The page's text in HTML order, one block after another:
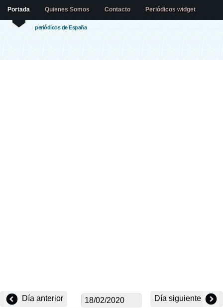
periódicos de España
Portada Quienes Somos Contacto Periódicos widget
Día anterior Día siguiente